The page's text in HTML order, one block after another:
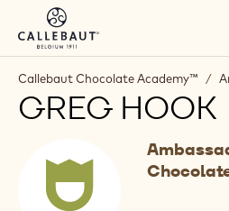
Skip to main content
Callebaut Chocolate Academy™ /
GREG HOOK